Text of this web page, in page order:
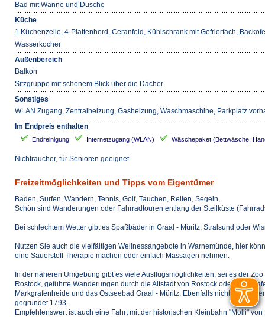
Bad mit Wanne und Dusche
Küche
1 Küchenzeile, 4-Plattenherd, Ceranfeld, Kühlschrank mit Gefrierfach,
Wasserkocher
Außenbereich
Balkon
Sitzgruppe mit schönem Blick über die Dächer
Sonstiges
WLAN Zugang, Zentralheizung, Gasheizung, Waschmaschine, Parkplatz
Im Endpreis enthalten
Endreinigung Internetzugang (WLAN) Wäschepaket (Bettwäsche,
Nichtraucher, für Senioren geeignet
Freizeitmöglichkeiten und Tipps vom Eigentümer
Baden, Surfen, Wandern, Tennis, Golf, Tauchen, Reiten, Segeln,
Schön sind Wanderungen oder Fahrradtouren entlang der Steilküste
Bei schlechtem Wetter gibt es Spaßbäder in Graal - Müritz, Stralsund oder
Nutzen Sie auch die vielfältigen Wellnessangebote in Warnemünde, hier
eine Sauerstoff Therapie machen oder einfach Massagen nehmen.
In der näheren Umgebung gibt es viele Ausflugsmöglichkeiten, sei es der
Rostock, geführte Wanderungen durch die Altstadt von Rostock oder eine
Markgrafenheide und das Ostseebad Graal - Müritz. Ebenfalls nicht weit
gegründet 1793.
Empfehlenswert ist auch eine Fahrt mit der historischen Kleinbahn "Molli"